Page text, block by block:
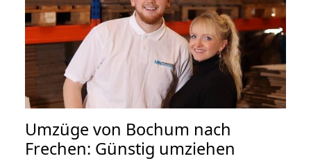
Umzüge von Bochum nach
Frechen: Günstig umziehen